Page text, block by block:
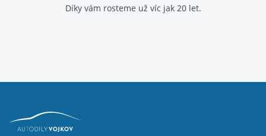
Díky vám rosteme už víc jak 20 let.